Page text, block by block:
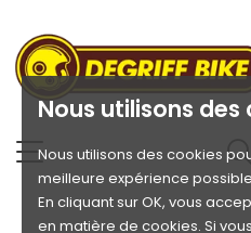
Nous utilisons des
Nous utilisons des cookies
meilleure expérience
En cliquant sur OK, vous
en matière de cookies. Si